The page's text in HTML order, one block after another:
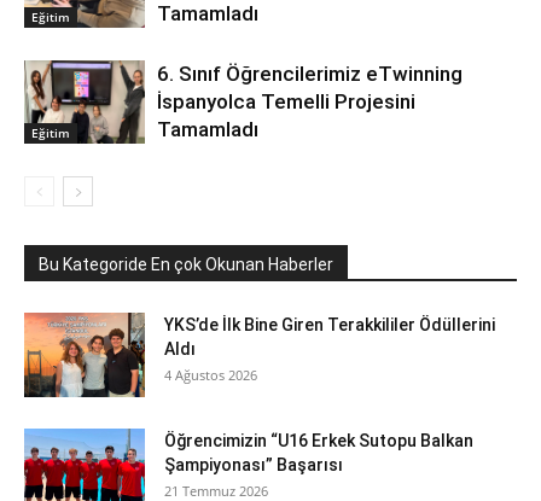
Eğitim
Tamamladı
Eğitim
6. Sınıf Öğrencilerimiz eTwinning
İspanyolca Temelli Projesini
Tamamladı
Bu Kategoride En çok Okunan Haberler
YKS’de İlk Bine Giren Terakkililer Ödüllerini
Aldı
4 Ağustos 2026
Öğrencimizin “U16 Erkek Sutopu Balkan
Şampiyonası” Başarısı
21 Temmuz 2026